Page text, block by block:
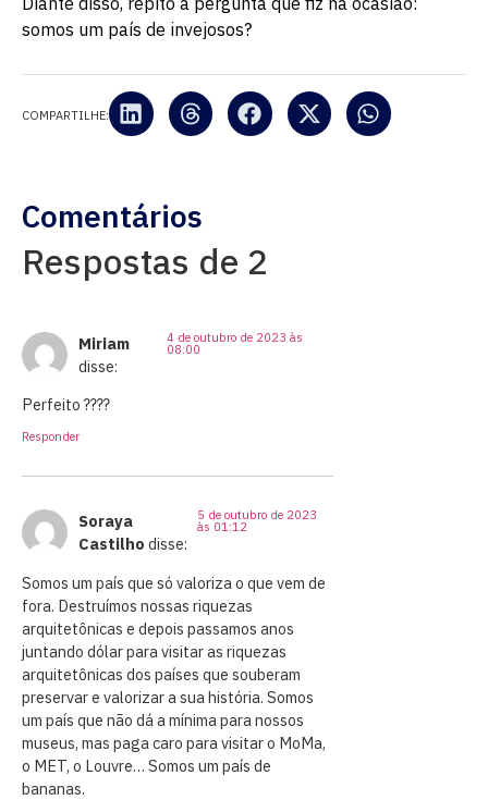
somos um país de invejosos?
COMPARTILHE:
Comentários
Respostas de 2
Miriam
disse:
4 de outubro de 2023 às
08:00
Perfeito ????
Responder
Soraya
Castilho disse:
5 de outubro de 2023
às 01:12
Somos um país que só valoriza o que vem de
fora. Destruímos nossas riquezas
arquitetônicas e depois passamos anos
juntando dólar para visitar as riquezas
arquitetônicas dos países que souberam
preservar e valorizar a sua história. Somos
um país que não dá a mínima para nossos
museus, mas paga caro para visitar o MoMa,
o MET, o Louvre… Somos um país de
bananas.